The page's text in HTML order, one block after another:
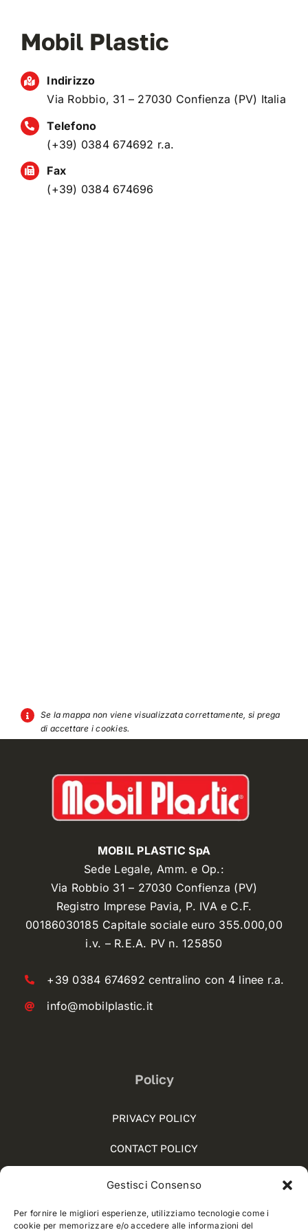
Gestisci Consenso
Per fornire le migliori esperienze, utilizziamo tecnologie come i
cookie per memorizzare e/o accedere alle informazioni del
VAI AL PREVENTIVO
Mobil Plastic
Indirizzo
Via Robbio, 31 – 27030 Confienza (PV) Italia
Telefono
(+39) 0384 674692 r.a.
Fax
(+39) 0384 674696
Se la mappa non viene visualizzata correttamente, si prega
di accettare i cookies.
MOBIL PLASTIC SpA
Sede Legale, Amm. e Op.:
Via Robbio 31 – 27030 Confienza (PV)
Registro Imprese Pavia, P. IVA e C.F.
00186030185 Capitale sociale euro 355.000,00
i.v. – R.E.A. PV n. 125850
+39 0384 674692 centralino con 4 linee r.a.
info@mobilplastic.it
Policy
PRIVACY POLICY
CONTACT POLICY
COOKIE POLICY (UE)
SOCIAL MEDIA POLICY